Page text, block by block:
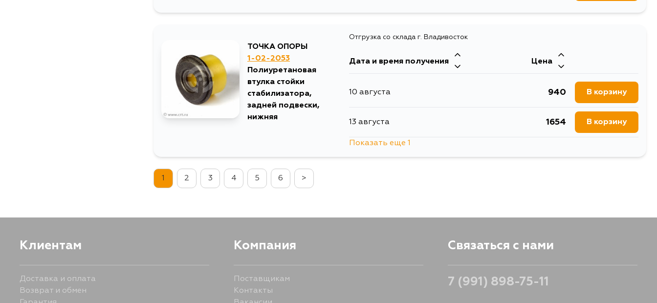
ТОЧКА ОПОРЫ
1-02-2053
Полиуретановая
втулка стойки
стабилизатора,
задней подвески,
нижняя
Отгрузка со склада г. Владивосток
Дата и время получения Цена
10 августа 940 В корзину
13 августа 1654 В корзину
Показать еще 1
1 2 3 4 5 6 >
Клиентам
Доставка и оплата
Возврат и обмен
Компания
Поставщикам
Контакты
Связаться с нами
7 (991) 898-75-11